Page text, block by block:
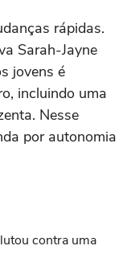
rápidas.
Sarah-Jayne
jovens é
incluindo uma
Nesse
por autonomia
contra uma